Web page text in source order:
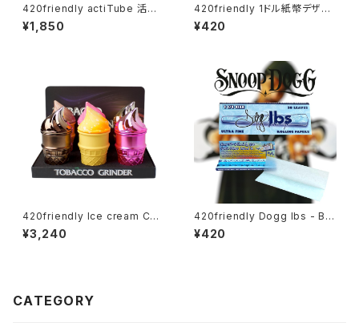
420friendly actiTube 活性
炭フィルター ３箱セット/EXTRA
SLIM [ エクストラスリム：6mm
¥1,850
420friendly 1ドル紙幣デザイ
ン フィルターチップ／ラメ仕上
げ・ジョイント用（1冊）
¥420
420friendly Ice cream Con
e Herb Grinder (4層構造）グ
ラインダー
¥3,240
420friendly Dogg lbs - Blu
e Paisley Rolling Papers /
1¼サイズ・50枚入
¥420
CATEGORY